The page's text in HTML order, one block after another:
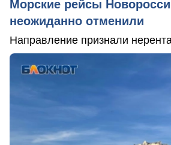
Морские рейсы
неожиданно отменили
Направление признали